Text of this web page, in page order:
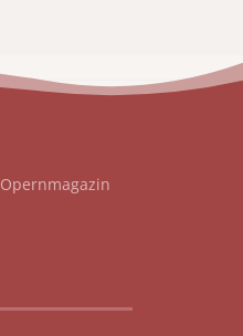
Opernmagazin